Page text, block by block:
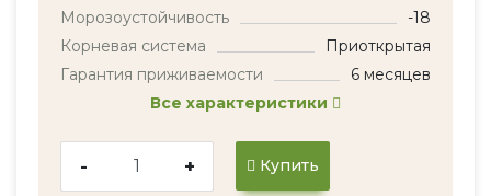
Морозоустойчивость
-18
Корневая система
Приоткрытая
Гарантия приживаемости
6 месяцев
Все характеристики
- + Купить